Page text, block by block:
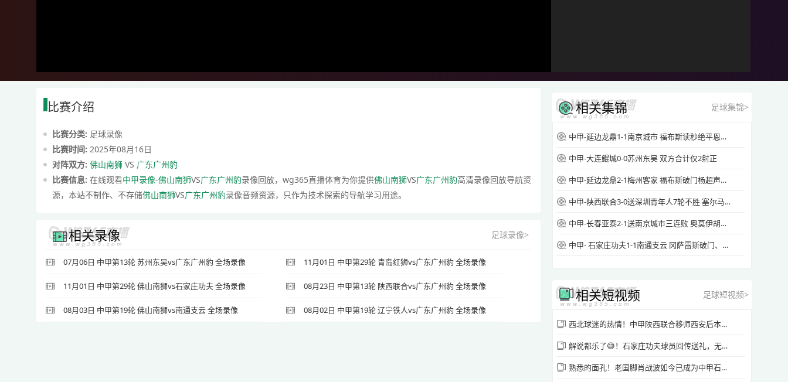
比赛介绍
比赛分类: 足球录像
比赛时间: 2025年08月16日
对阵双方: 佛山南狮 VS 广东广州豹
比赛信息: 在线观看中甲录像-佛山南狮VS广东广州豹录像回放，wg365直播体育为你提供佛山南狮VS广东广州豹高清录像回放导航资
源，本站不制作、不存储佛山南狮VS广东广州豹录像音频资源，只作为技术探索的导航学习用途。
相关录像 足球录像>
07月06日 中甲第13轮 苏州东吴vs广东广州豹 全场录像 11月01日 中甲第29轮 青岛红狮vs广东广州豹 全场录像
11月01日 中甲第29轮 佛山南狮vs石家庄功夫 全场录像 08月23日 中甲第13轮 陕西联合vs广东广州豹 全场录像
08月03日 中甲第19轮 佛山南狮vs南通支云 全场录像 08月02日 中甲第19轮 辽宁铁人vs广东广州豹 全场录像
相关集锦 足球集锦>
中甲-延边龙鼎1-1南京城市 福布斯读秒绝平恩戈姆破门维托尔染红
中甲-大连鲲城0-0苏州东吴 双方合计仅2射正
中甲-延边龙鼎2-1梅州客家 福布斯破门杨超声头球吊射
中甲-陕西联合3-0送深圳青年人7轮不胜 塞尔马尼破门黄嘉俊乌龙
中甲-长春亚泰2-1送南京城市三连败 奥莫伊胡安弗传射+中横梁
中甲- 石家庄功夫1-1南通支云 冈萨雷斯破门、康拉德扳平
相关短视频 足球短视频>
西北球迷的热情！中甲陕西联合移师西安后本场36000+球迷现场助威
解说都乐了😅！石家庄功夫球员回传送礼，无锡吴钩球员暴趟还礼
熟悉的面孔！老国脚肖战波如今已成为中甲石家庄功夫主帅